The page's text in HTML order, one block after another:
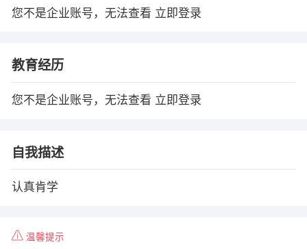
您不是企业账号，无法查看 立即登录
教育经历
您不是企业账号，无法查看 立即登录
自我描述
认真肯学
温馨提示